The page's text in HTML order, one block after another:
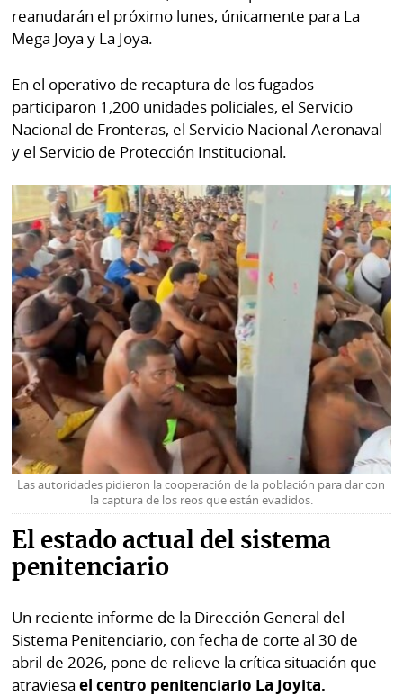
reanudarán el próximo lunes, únicamente para La
Mega Joya y La Joya.
En el operativo de recaptura de los fugados
participaron 1,200 unidades policiales, el Servicio
Nacional de Fronteras, el Servicio Nacional Aeronaval
y el Servicio de Protección Institucional.
Las autoridades pidieron la cooperación de la población para dar con
la captura de los reos que están evadidos.
El estado actual del sistema
penitenciario
Un reciente informe de la Dirección General del
Sistema Penitenciario, con fecha de corte al 30 de
abril de 2026, pone de relieve la crítica situación que
atraviesael centro penitenciario La Joyita.